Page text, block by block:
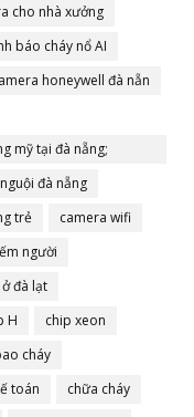
cho nhà xưởng
báo cháy nổ AI
honeywell đà nẵn
mỹ tại đà nẵng;
đà nẵng
trẻ
camera wifi
người
đà lạt
H
chip xeon
cháy
toán
chữa cháy